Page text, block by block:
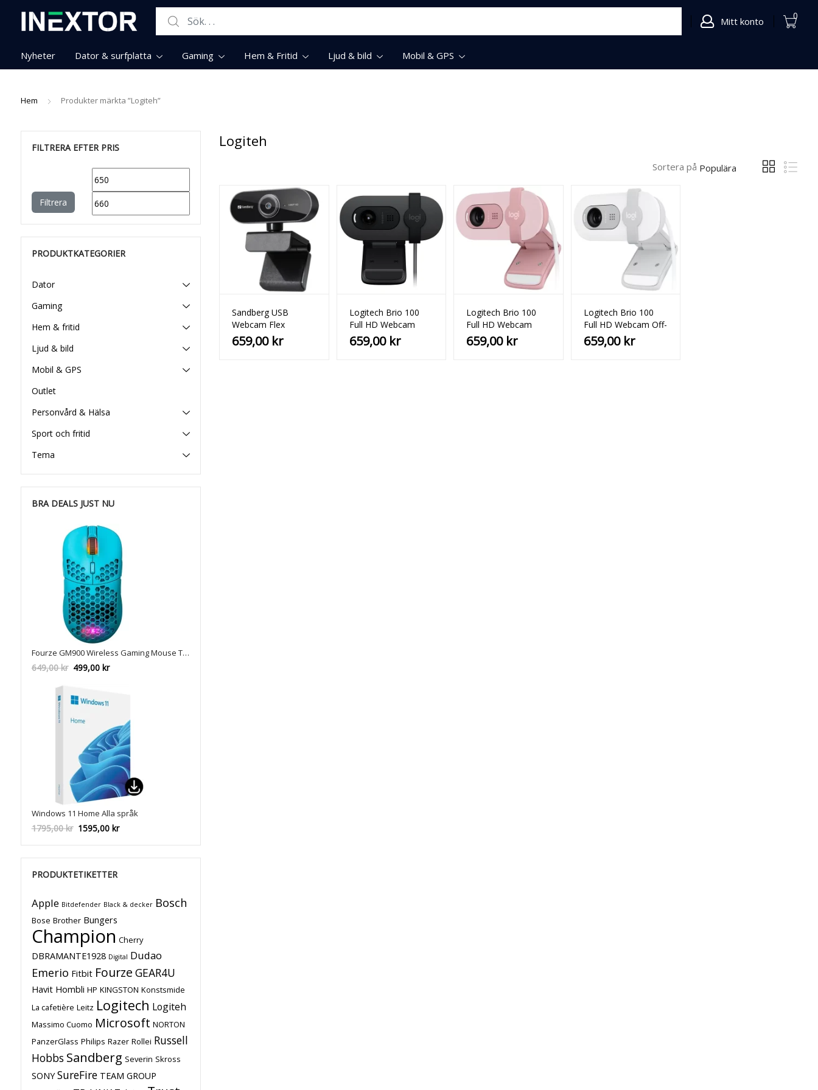
Search for:
Mitt konto 0
Nyheter Dator & surfplatta Gaming Hem & Fritid Ljud & bild Mobil & GPS
Hem Produkter märkta ”Logiteh”
Logiteh
Sortera på
Sandberg USB
Webcam Flex
1080HD
659,00 kr
Logitech Brio 100
Full HD Webcam
Svart
659,00 kr
Logitech Brio 100
Full HD Webcam
Rose
659,00 kr
Logitech Brio 100
Full HD Webcam Off-
White
659,00 kr
FILTRERA EFTER PRIS
Min
Filtrera
PRODUKTKATEGORIER
Dator
Gaming
Hem & fritid
Ljud & bild
Mobil & GPS
Outlet
Personvård & Hälsa
Sport och fritid
Tema
BRA DEALS JUST NU
Fourze GM900 Wireless Gaming Mouse Turkos
649,00kr Det
priset
649,00 kr.
499,00 krDet
499,00 kr.
Windows 11 Home Alla språk
1795,00kr Det
ursprungliga
priset
var:
1595,00 krDet
nuvarande
priset
PRODUKTETIKETTER
Apple Bitdefender Black & decker Bosch
Bose Brother Bungers
Champion Cherry
DBRAMANTE1928 Digital Dudao
Emerio Fitbit Fourze GEAR4U
Havit Hombli HP KINGSTON Konstsmide
La cafetière Leitz Logitech Logiteh
Massimo Cuomo Microsoft NORTON
PanzerGlass Philips Razer Rollei Russell
Hobbs Sandberg Severin Skross
SONY SureFire TEAM GROUP